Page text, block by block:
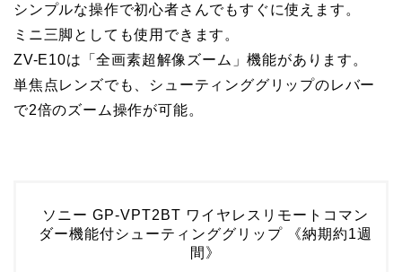
シンプルな操作で初心者さんでもすぐに使えます。
ミニ三脚としても使用できます。
ZV-E10は「全画素超解像ズーム」機能があります。
単焦点レンズでも、シューティンググリップのレバー
で2倍のズーム操作が可能。
ソニー GP-VPT2BT ワイヤレスリモートコマン
ダー機能付シューティンググリップ 《納期約1週
間》